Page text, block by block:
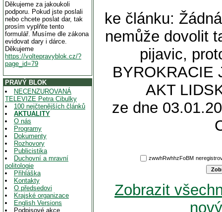
Děkujeme za jakoukoli
podporu. Pokud jste poslali
nebo chcete poslat dar, tak
prosím vyplňte tento
formulář. Musíme dle zákona
evidovat dary i dárce.
Děkujeme
https://voltepravyblok.cz/?
page_id=79
PRAVÝ BLOK
NECENZUROVANÁ
TELEVIZE Petra Cibulky
100 nejčtenějších článků
AKTUALITY
O nás
Programy
Dokumenty
Rozhovory
Publicistika
Duchovní a mravní
politologie
Přihláška
Kontakty
O předsedovi
Krajské organizace
English Versions
Podpisové akce
ke článku:
nemůže dovolit
pijavic,
BYROKRACIE
AKT
ze dne
zwwhRwhhzFoBM
Zobrazit